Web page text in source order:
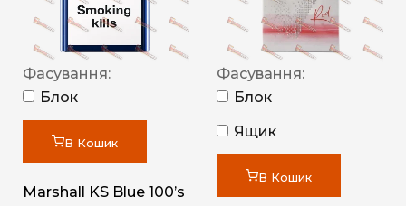
Фасування:
Блок
В Кошик
Marshall KS Blue 100’s
Фасування:
Блок
Ящик
В Кошик